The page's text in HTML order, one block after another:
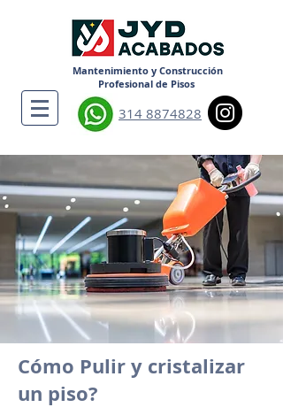
Mantenimiento y Construcción
Profesional de Pisos
314 8874828
Cómo Pulir y cristalizar
un piso?